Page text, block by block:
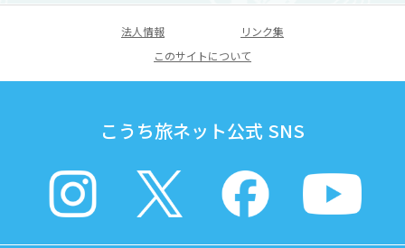
法人情報
リンク集
このサイトについて
こうち旅ネット公式 SNS